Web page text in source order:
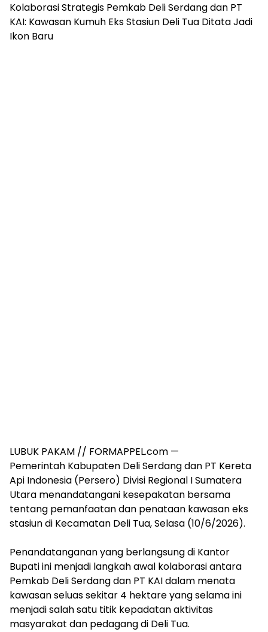
Kolaborasi Strategis Pemkab Deli Serdang dan PT
KAI: Kawasan Kumuh Eks Stasiun Deli Tua Ditata Jadi
Ikon Baru
‎LUBUK PAKAM // FORMAPPEL.com —
‎Pemerintah Kabupaten Deli Serdang dan PT Kereta
Api Indonesia (Persero) Divisi Regional I Sumatera
Utara menandatangani kesepakatan bersama
tentang pemanfaatan dan penataan kawasan eks
stasiun di Kecamatan Deli Tua, Selasa (10/6/2026).
‎Penandatanganan yang berlangsung di Kantor
Bupati ini menjadi langkah awal kolaborasi antara
Pemkab Deli Serdang dan PT KAI dalam menata
kawasan seluas sekitar 4 hektare yang selama ini
menjadi salah satu titik kepadatan aktivitas
masyarakat dan pedagang di Deli Tua.